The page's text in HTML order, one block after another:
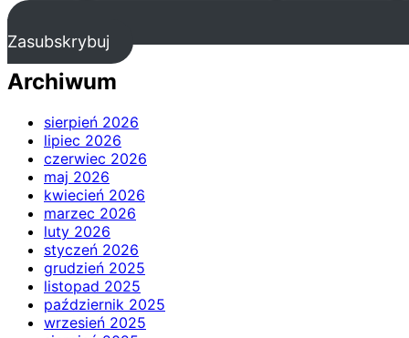
Zasubskrybuj
Archiwum
sierpień 2026
lipiec 2026
czerwiec 2026
maj 2026
kwiecień 2026
marzec 2026
luty 2026
styczeń 2026
grudzień 2025
listopad 2025
październik 2025
wrzesień 2025